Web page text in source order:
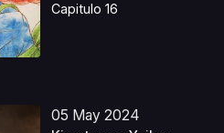
Capitulo 16
05 May 2024